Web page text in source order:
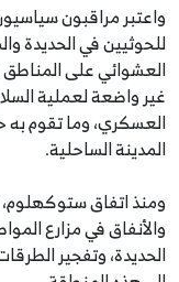
واعتبر مراقبون
للحوثيين في الحديدة
العشوائي على المناطق
غير واضعة لعملية
العسكري، وما تقوم به
المدينة الساحلية.
ومنذ اتفاق ستوكهلوم،
والأنفاق في مزارع